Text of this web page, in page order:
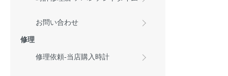
お問い合わせ
修理
修理依頼-当店購入時計